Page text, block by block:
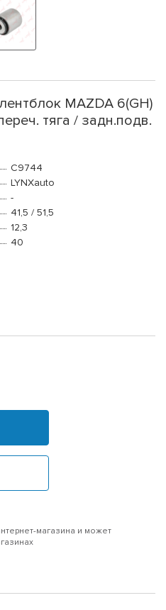
MAZDA 6(GH)
тяга / задн.подв.
C9744
LYNXauto
-
41,5 / 51,5
12,3
40
магазина и может